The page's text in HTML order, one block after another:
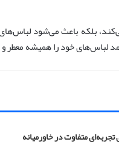
بلکه باعث می‌شود
لباس‌های خود را همیشه معطر
متفاوت در خاورمیانه